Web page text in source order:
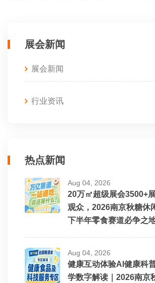
展会新闻
展会新闻
行业资讯
热点新闻
Aug 04, 2026
20万㎡超级展会3500+
观众，2026南京秋糖休
下半年零食赛道必争之
Aug 04, 2026
健康互动体验AI健康科
学数字解读｜2026南京